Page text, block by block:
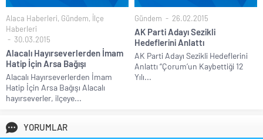
Alaca Haberleri, Gündem, İlçe
Haberleri
30.03.2015
Alacalı Hayırseverlerden İmam
Hatip İçin Arsa Bağışı
Alacalı Hayırseverlerden İmam
Hatip İçin Arsa Bağışı Alacalı
hayırseverler, ilçeye...
Gündem 26.02.2015
AK Parti Adayı Sezikli
Hedeflerini Anlattı
AK Parti Adayı Sezikli Hedeflerini
Anlattı “Çorum’un Kaybettiği 12
Yılı...
YORUMLAR